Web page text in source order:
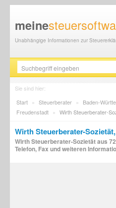
meine
Unabhängige Informationen zur
Steuersoftware
Steuererklärung
Finanzamt
Sie sind hier:
Start » Steuerberater » Baden-
Freudenstadt » Wirth Steuerberater-
Wirth Steuerberater-
Wirth Steuerberater-Sozietät aus
Telefon, Fax und weiteren